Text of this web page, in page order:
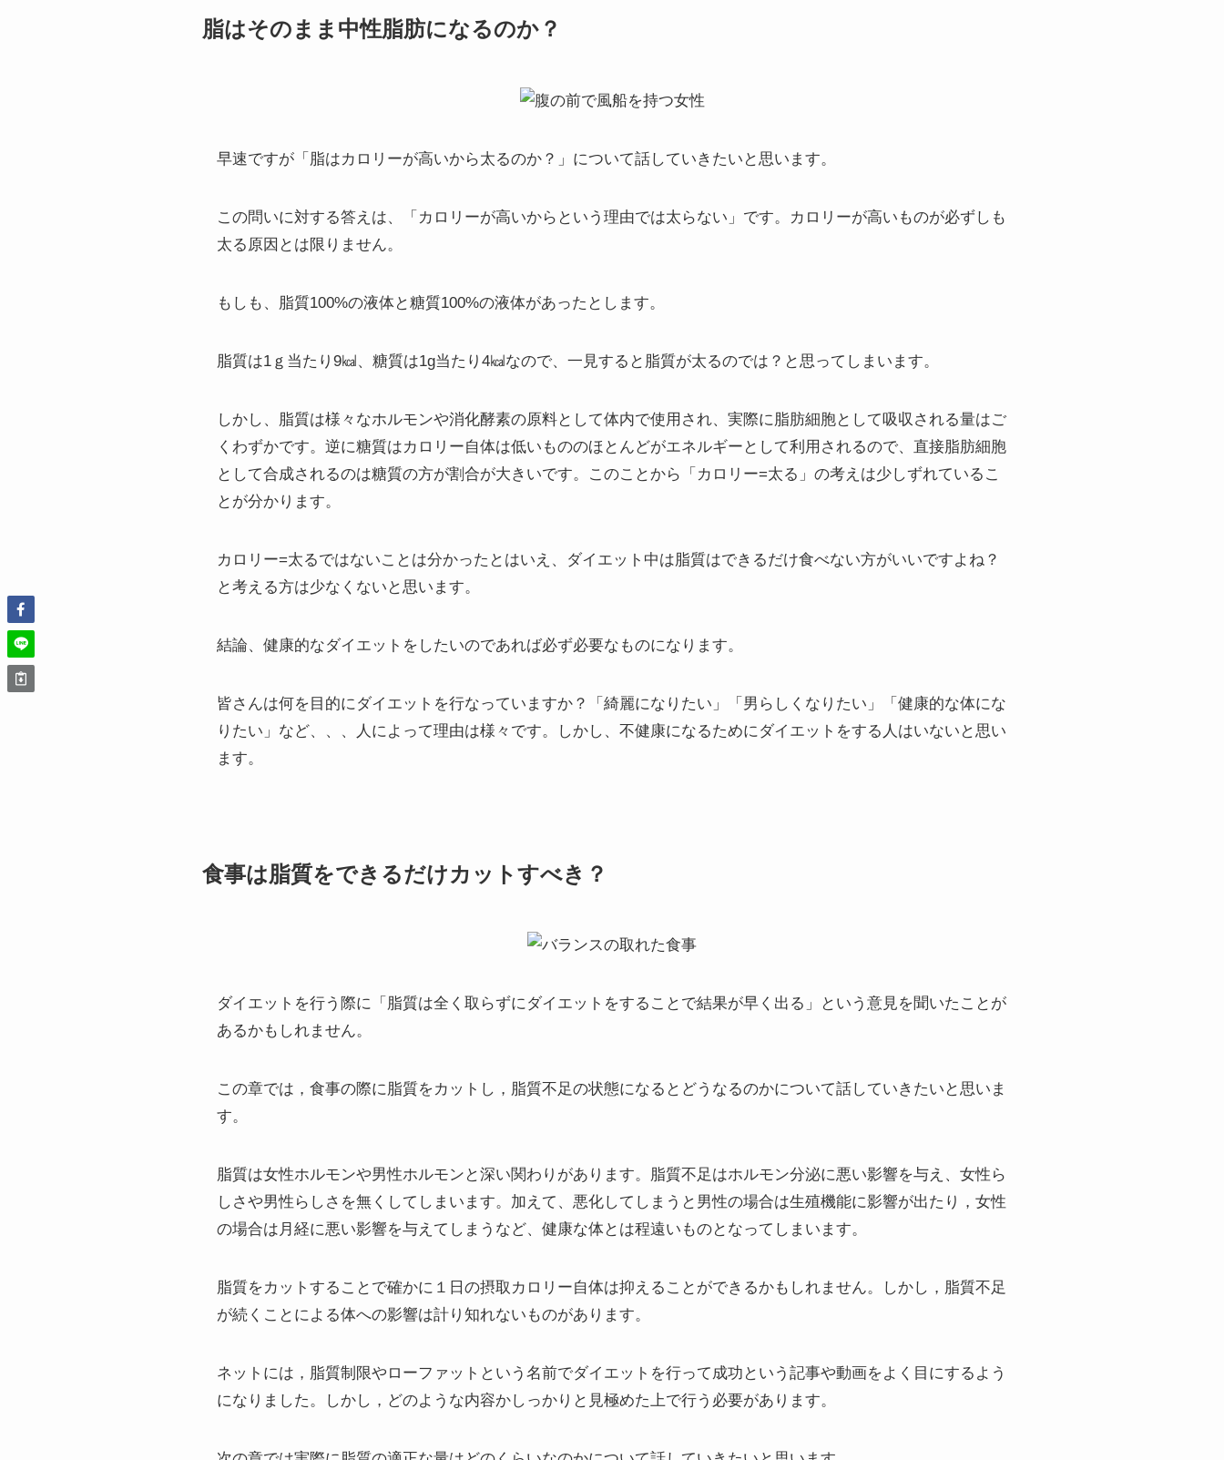
脂はそのまま中性脂肪になるのか？
早速ですが「脂はカロリーが高いから太るのか？」について話していきたいと思います。
この問いに対する答えは、「カロリーが高いからという理由では太らない」です。カロリーが高いものが必ずしも
太る原因とは限りません。
もしも、脂質100%の液体と糖質100%の液体があったとします。
脂質は1ｇ当たり9㎉、糖質は1g当たり4㎉なので、一見すると脂質が太るのでは？と思ってしまいます。
しかし、脂質は様々なホルモンや消化酵素の原料として体内で使用され、実際に脂肪細胞として吸収される量はご
くわずかです。逆に糖質はカロリー自体は低いもののほとんどがエネルギーとして利用されるので、直接脂肪細胞
として合成されるのは糖質の方が割合が大きいです。このことから「カロリー=太る」の考えは少しずれているこ
とが分かります。
カロリー=太るではないことは分かったとはいえ、ダイエット中は脂質はできるだけ食べない方がいいですよね？
と考える方は少なくないと思います。
結論、健康的なダイエットをしたいのであれば必ず必要なものになります。
皆さんは何を目的にダイエットを行なっていますか？「綺麗になりたい」「男らしくなりたい」「健康的な体にな
りたい」など、、、人によって理由は様々です。しかし、不健康になるためにダイエットをする人はいないと思い
ます。
食事は脂質をできるだけカットすべき？
ダイエットを行う際に「脂質は全く取らずにダイエットをすることで結果が早く出る」という意見を聞いたことが
あるかもしれません。
この章では，食事の際に脂質をカットし，脂質不足の状態になるとどうなるのかについて話していきたいと思いま
す。
脂質は女性ホルモンや男性ホルモンと深い関わりがあります。脂質不足はホルモン分泌に悪い影響を与え、女性ら
しさや男性らしさを無くしてしまいます。加えて、悪化してしまうと男性の場合は生殖機能に影響が出たり，女性
の場合は月経に悪い影響を与えてしまうなど、健康な体とは程遠いものとなってしまいます。
脂質をカットすることで確かに１日の摂取カロリー自体は抑えることができるかもしれません。しかし，脂質不足
が続くことによる体への影響は計り知れないものがあります。
ネットには，脂質制限やローファットという名前でダイエットを行って成功という記事や動画をよく目にするよう
になりました。しかし，どのような内容かしっかりと見極めた上で行う必要があります。